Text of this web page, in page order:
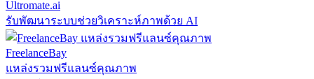
Ultromate.ai
รับพัฒนาระบบช่วยวิเคราะห์ภาพด้วย AI
FreelanceBay
แหล่งรวมฟรีแลนซ์คุณภาพ